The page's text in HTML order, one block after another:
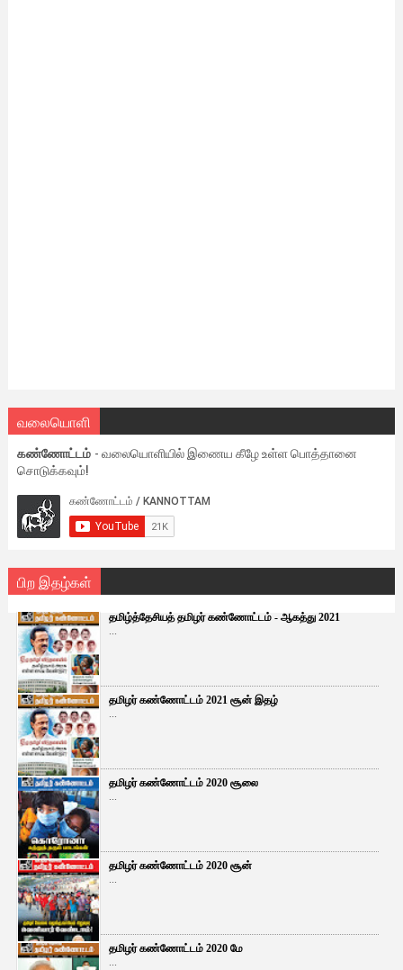
வலையொளி
கண்ணோட்டம் - வலையொளியில் இணைய கீழே உள்ள பொத்தானை
சொடுக்கவும்!
பிற இதழ்கள்
தமிழ்த்தேசியத் தமிழர் கண்ணோட்டம் - ஆகத்து 2021
...
தமிழர் கண்ணோட்டம் 2021 சூன் இதழ்
...
தமிழர் கண்ணோட்டம் 2020 சூலை
...
தமிழர் கண்ணோட்டம் 2020 சூன்
...
தமிழர் கண்ணோட்டம் 2020 மே
...